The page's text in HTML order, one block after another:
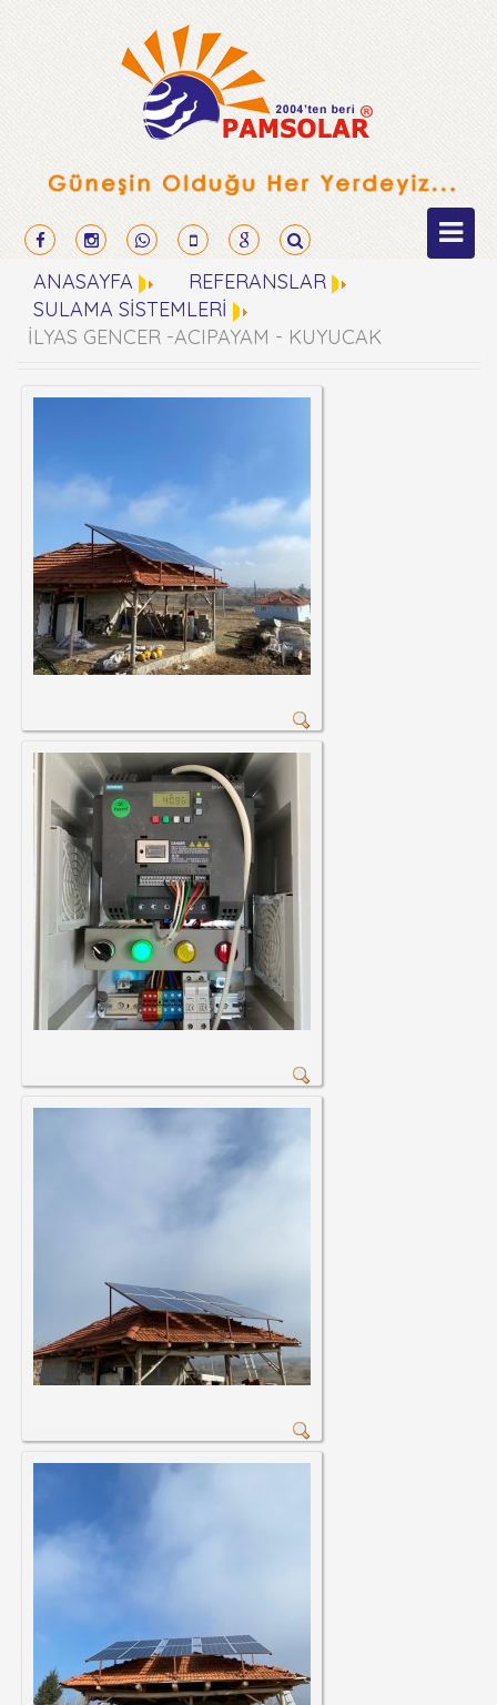
ANASAYFA
REFERANSLAR
SULAMA SİSTEMLERİ
İLYAS GENCER -ACIPAYAM - KUYUCAK